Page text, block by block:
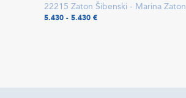
22215 Zaton Šibenski - Marina Zaton
5.430 - 5.430 €